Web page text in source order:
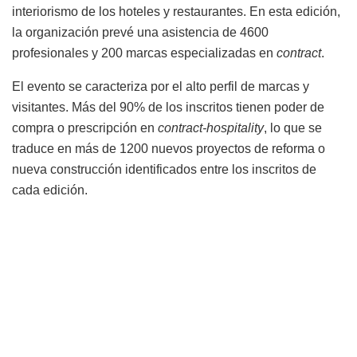
interiorismo de los hoteles y restaurantes. En esta edición,
la organización prevé una asistencia de 4600
profesionales y 200 marcas especializadas en contract.
El evento se caracteriza por el alto perfil de marcas y
visitantes. Más del 90% de los inscritos tienen poder de
compra o prescripción en contract-hospitality, lo que se
traduce en más de 1200 nuevos proyectos de reforma o
nueva construcción identificados entre los inscritos de
cada edición.